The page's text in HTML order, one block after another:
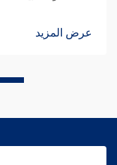
ومع ذلك، فإن اختيار
عرض المزيد